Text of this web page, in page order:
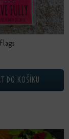
DO KOŠÍKU